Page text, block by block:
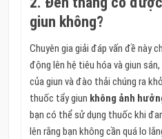
giun không?
Chuyên gia giải đáp vấn đề này
động lên hệ tiêu hóa và giun
của giun và đào thải chúng ra
thuốc tẩy giun không ảnh
bạn có thể sử dụng thuốc khi
lên rằng bạn không cần quá lo